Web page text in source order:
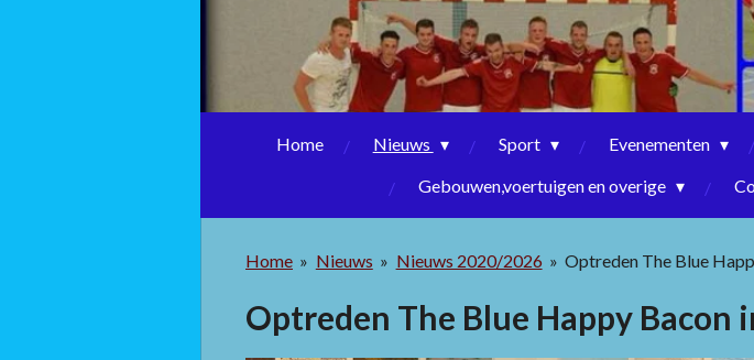
Home Nieuws Sport Evenementen
Gebouwen,voertuigen en overige
Home » Nieuws » Nieuws 2020/2026 » Optreden The Blue
Optreden The Blue Happy Bacon